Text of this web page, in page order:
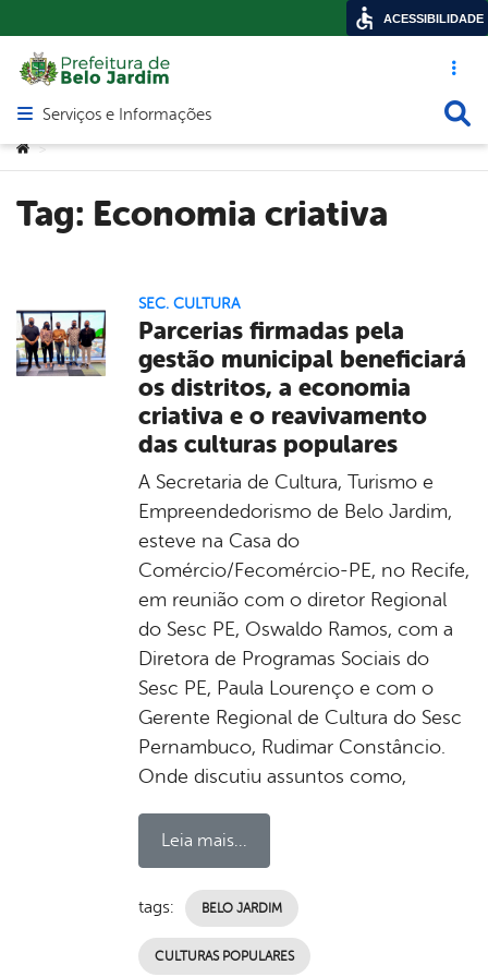
Acesso
Abrir menu principal de navegação
Serviços e Informações
Você está aqui:
>
Tag: Economia criativa
SEC. CULTURA
Parcerias firmadas pela
gestão municipal beneficiará
os distritos, a economia
criativa e o reavivamento
das culturas populares
A Secretaria de Cultura, Turismo e
Empreendedorismo de Belo Jardim,
esteve na Casa do
Comércio/Fecomércio-PE, no Recife,
em reunião com o diretor Regional
do Sesc PE, Oswaldo Ramos, com a
Diretora de Programas Sociais do
Sesc PE, Paula Lourenço e com o
Gerente Regional de Cultura do Sesc
Pernambuco, Rudimar Constâncio.
Onde discutiu assuntos como,
Leia mais...
tags: BELO JARDIM
CULTURAS POPULARES
ACESSIBILIDADE